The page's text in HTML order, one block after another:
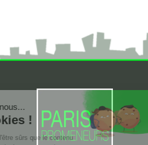
Salut c'est nous...
les Cookies !
On a attendu d'être sûrs que le contenu